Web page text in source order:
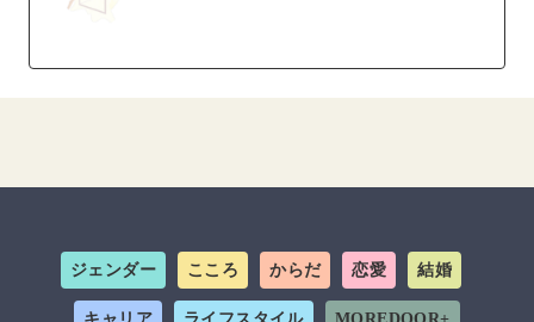
ジェンダー こころ からだ 恋愛 結婚